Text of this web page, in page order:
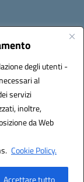
degli utenti -
al
servizi
inoltre,
da Web
Cookie Policy.
Accettare tutto
S.r.l.